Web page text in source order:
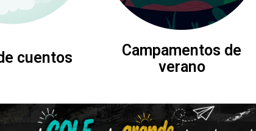
cuentos
Campamentos de
verano